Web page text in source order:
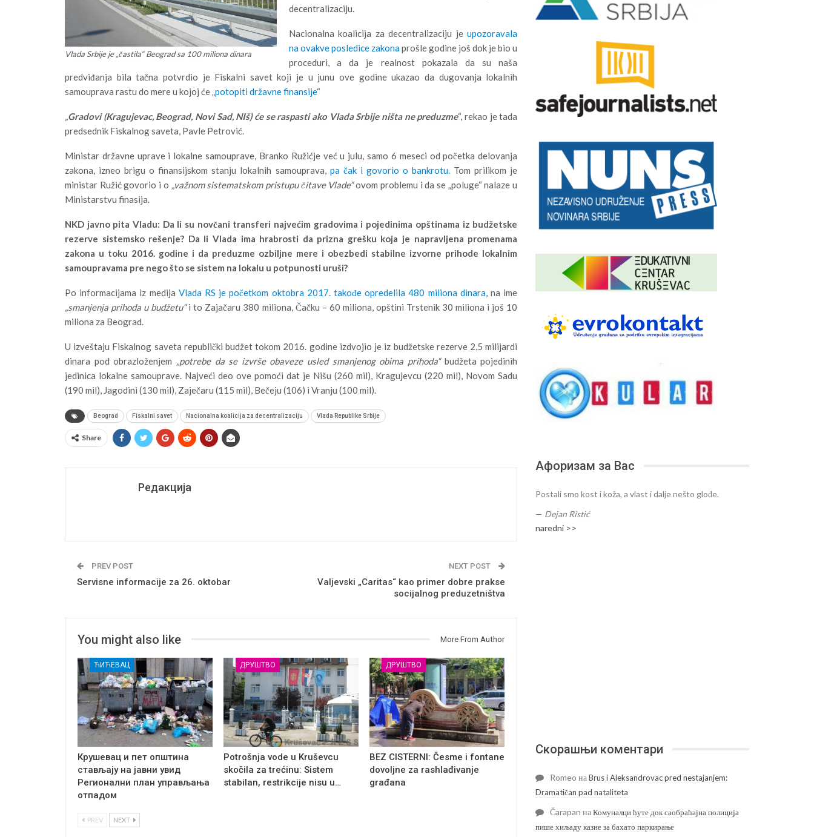
Vlada Srbije je „častila“ Beograd sa 100 miliona dinara
decentralizaciju.
Nacionalna koalicija za decentralizaciju jeupozoravala
na ovakve posledice zakonaprošle godine još dok je bio u
proceduri, a da je realnost pokazala da su naša
predviđanja bila tačna potvrdio je Fiskalni savet koji je u junu ove godine ukazao da dugovanja lokalnih
samouprava rastu do mere u kojoj će „potopiti državne finansije“
„Gradovi (Kragujevac, Beograd, Novi Sad, NIš) će se raspasti ako Vlada Srbije ništa ne preduzme“, rekao je tada
predsednik Fiskalnog saveta, Pavle Petrović.
Ministar državne uprave i lokalne samouprave, Branko Ružićje već u julu, samo 6 meseci od početka delovanja
zakona, izneo brigu o finansijskom stanju lokalnih samouprava, pa čak i govorio o bankrotu.Tom prilikom je
ministar Ružić govorio i o „važnom sistematskom pristupu čitave Vlade“ovom problemu i da se „poluge“ nalaze u
Ministarstvu finasija.
NKD javno pita Vladu: Da li su novčani transferi najvećim gradovima i pojedinima opštinama iz budžetske
rezerve sistemsko rešenje? Da li Vlada ima hrabrosti da prizna grešku koja je napravljena promenama
zakona u toku 2016. godine i da preduzme ozbiljne mere i obezbedi stabilne izvorne prihode lokalnim
samoupravama pre nego što se sistem na lokalu u potpunosti uruši?
Po informacijama iz medija Vlada RS je početkom oktobra 2017. takođe opredelila 480 miliona dinara, na ime
„smanjenja prihoda u budžetu“i to Zajačaru 380 miliona, Čačku – 60 miliona, opštini Trstenik 30 miliona i još 10
miliona za Beograd.
U izveštaju Fiskalnog saveta republički budžet tokom 2016. godine izdvojio je iz budžetske rezerve 2,5 milijardi
dinara pod obrazloženjem „potrebe da se izvrše obaveze usled smanjenog obima prihoda“budžeta pojedinih
jedinica lokalne samouprave. Najveći deo ove pomoći dat je Nišu (260 mil), Kragujevcu (220 mil), Novom Sadu
(190 mil), Jagodini (130 mil), Zaječaru (115 mil), Bečeju (106) i Vranju (100 mil).
Beograd Fiskalni savet Nacionalna koalicija za decentralizaciju Vlada Republike Srbije
Share
Редакција
PREV POST
Servisne informacije za 26. oktobar
NEXT POST
Valjevski „Caritas“ kao primer dobre prakse
socijalnog preduzetništva
You might also like More From Author
ЋИЋЕВАЦ
Крушевац и пет општина
стављају на јавни увид
Регионални план управљања
отпадом
ДРУШТВО
Potrošnja vode u Kruševcu
skočila za trećinu: Sistem
stabilan, restrikcije nisu u…
ДРУШТВО
BEZ CISTERNI: Česme i fontane
dovoljne za rashlađivanje
građana
PREV NEXT
Афоризам за Вас
Postali smo kost i koža, a vlast i dalje nešto glođe.
— Dejan Ristić
naredni >>
Скорашњи коментари
Romeo наBrus i Aleksandrovac pred nestajanjem:
Dramatičan pad nataliteta
Čarapan наКомуналци ћуте док саобраћајна полиција
пише хиљаду казне за бахато паркирање